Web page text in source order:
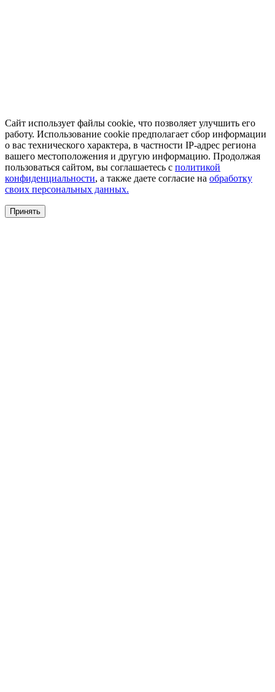
Сайт использует файлы cookie, что позволяет улучшить его
работу. Использование cookie предполагает сбор информации
о вас технического характера, в частности IP-адрес региона
вашего местоположения и другую информацию. Продолжая
пользоваться сайтом, вы соглашаетесь с политикой
конфиденциальности, а также даете согласие на обработку
своих персональных данных.
Принять